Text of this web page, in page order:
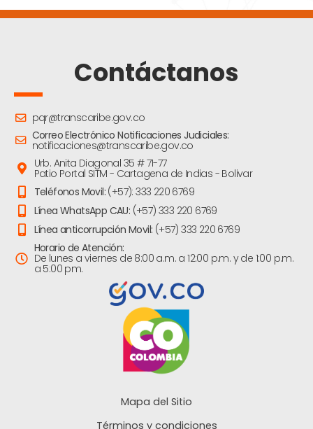
Contáctanos
pqr@transcaribe.gov.co
Correo Electrónico Notificaciones Judiciales:
notificaciones@transcaribe.gov.co
Urb. Anita Diagonal 35 # 71-77
Patio Portal SITM - Cartagena de Indias - Bolivar
Teléfonos Movil: (+57): 333 220 6769
Línea WhatsApp CAU: (+57) 333 220 6769
Línea anticorrupción Movil: (+57) 333 220 6769
Horario de Atención:
De lunes a viernes de 8:00 a.m. a 12:00 p.m. y de 1:00 p.m.
a 5:00 pm.
Mapa del Sitio
Términos y condiciones